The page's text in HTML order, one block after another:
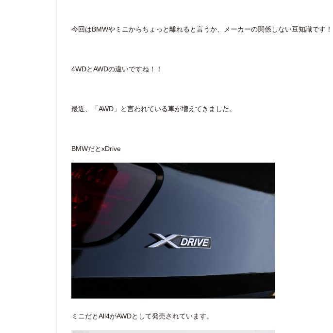
今回はBMWやミニからちょっと離れると言うか、メーカーの関係しない豆知識です！
4WDとAWDの違いですね！！
最近、「AWD」と言われている車が増えてきました。
BMWだとxDrive
ミニだとAll4がAWDとして発売されています。